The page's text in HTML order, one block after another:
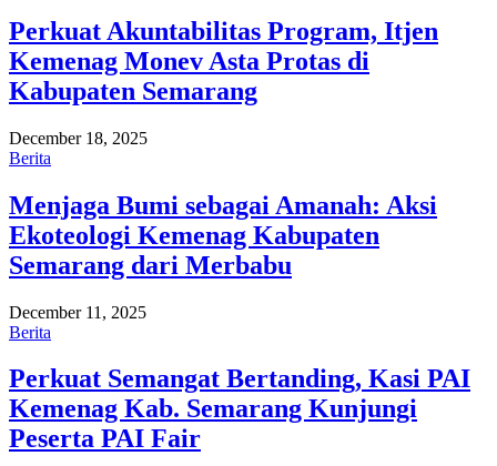
Perkuat Akuntabilitas Program, Itjen
Kemenag Monev Asta Protas di
Kabupaten Semarang
December 18, 2025
Berita
Menjaga Bumi sebagai Amanah: Aksi
Ekoteologi Kemenag Kabupaten
Semarang dari Merbabu
December 11, 2025
Berita
Perkuat Semangat Bertanding, Kasi PAI
Kemenag Kab. Semarang Kunjungi
Peserta PAI Fair